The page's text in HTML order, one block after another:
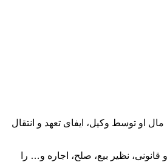
او توسط وکیل، ایفای تعهد و انتقال
نظیر بیع، صلح، اجاره و… را